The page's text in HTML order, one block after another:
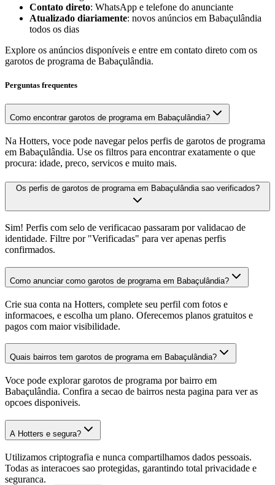
Contato direto: WhatsApp e telefone do anunciante
Atualizado diariamente: novos anúncios em Babaçulândia
todos os dias
Explore os anúncios disponíveis e entre em contato direto com os
garotos de programa de Babaçulândia.
Perguntas frequentes
Como encontrar garotos de programa em Babaçulândia?
Na Hotters, voce pode navegar pelos perfis de garotos de programa
em Babaçulândia. Use os filtros para encontrar exatamente o que
procura: idade, preco, servicos e muito mais.
Os perfis de garotos de programa em Babaçulândia sao verificados?
Sim! Perfis com selo de verificacao passaram por validacao de
identidade. Filtre por "Verificadas" para ver apenas perfis
confirmados.
Como anunciar como garotos de programa em Babaçulândia?
Crie sua conta na Hotters, complete seu perfil com fotos e
informacoes, e escolha um plano. Oferecemos planos gratuitos e
pagos com maior visibilidade.
Quais bairros tem garotos de programa em Babaçulândia?
Voce pode explorar garotos de programa por bairro em
Babaçulândia. Confira a secao de bairros nesta pagina para ver as
opcoes disponiveis.
A Hotters e segura?
Utilizamos criptografia e nunca compartilhamos dados pessoais.
Todas as interacoes sao protegidas, garantindo total privacidade e
seguranca.